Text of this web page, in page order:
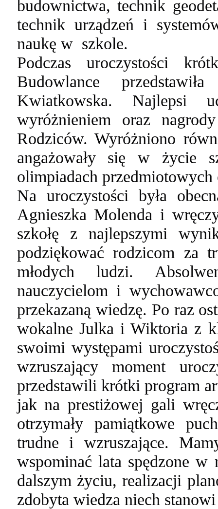
budownictwa, technik
technik urządzeń i
naukę w szkole.
Podczas uroczystości
Budowlance
Kwiatkowska. Najlepsi
wyróżnieniem oraz
Rodziców. Wyróżniono
angażowały się w życie
olimpiadach
Na uroczystości była
Agnieszka Molenda i
szkołę z najlepszymi
podziękować rodzicom za
młodych ludzi.
nauczycielom i
przekazaną wiedzę. Po raz
wokalne Julka i Wiktoria z
swoimi występami
wzruszający moment
przedstawili krótki program
jak na prestiżowej gali
otrzymały pamiątkowe
trudne i wzruszające.
wspominać lata spędzone
dalszym życiu, realizacji
zdobyta wiedza niech